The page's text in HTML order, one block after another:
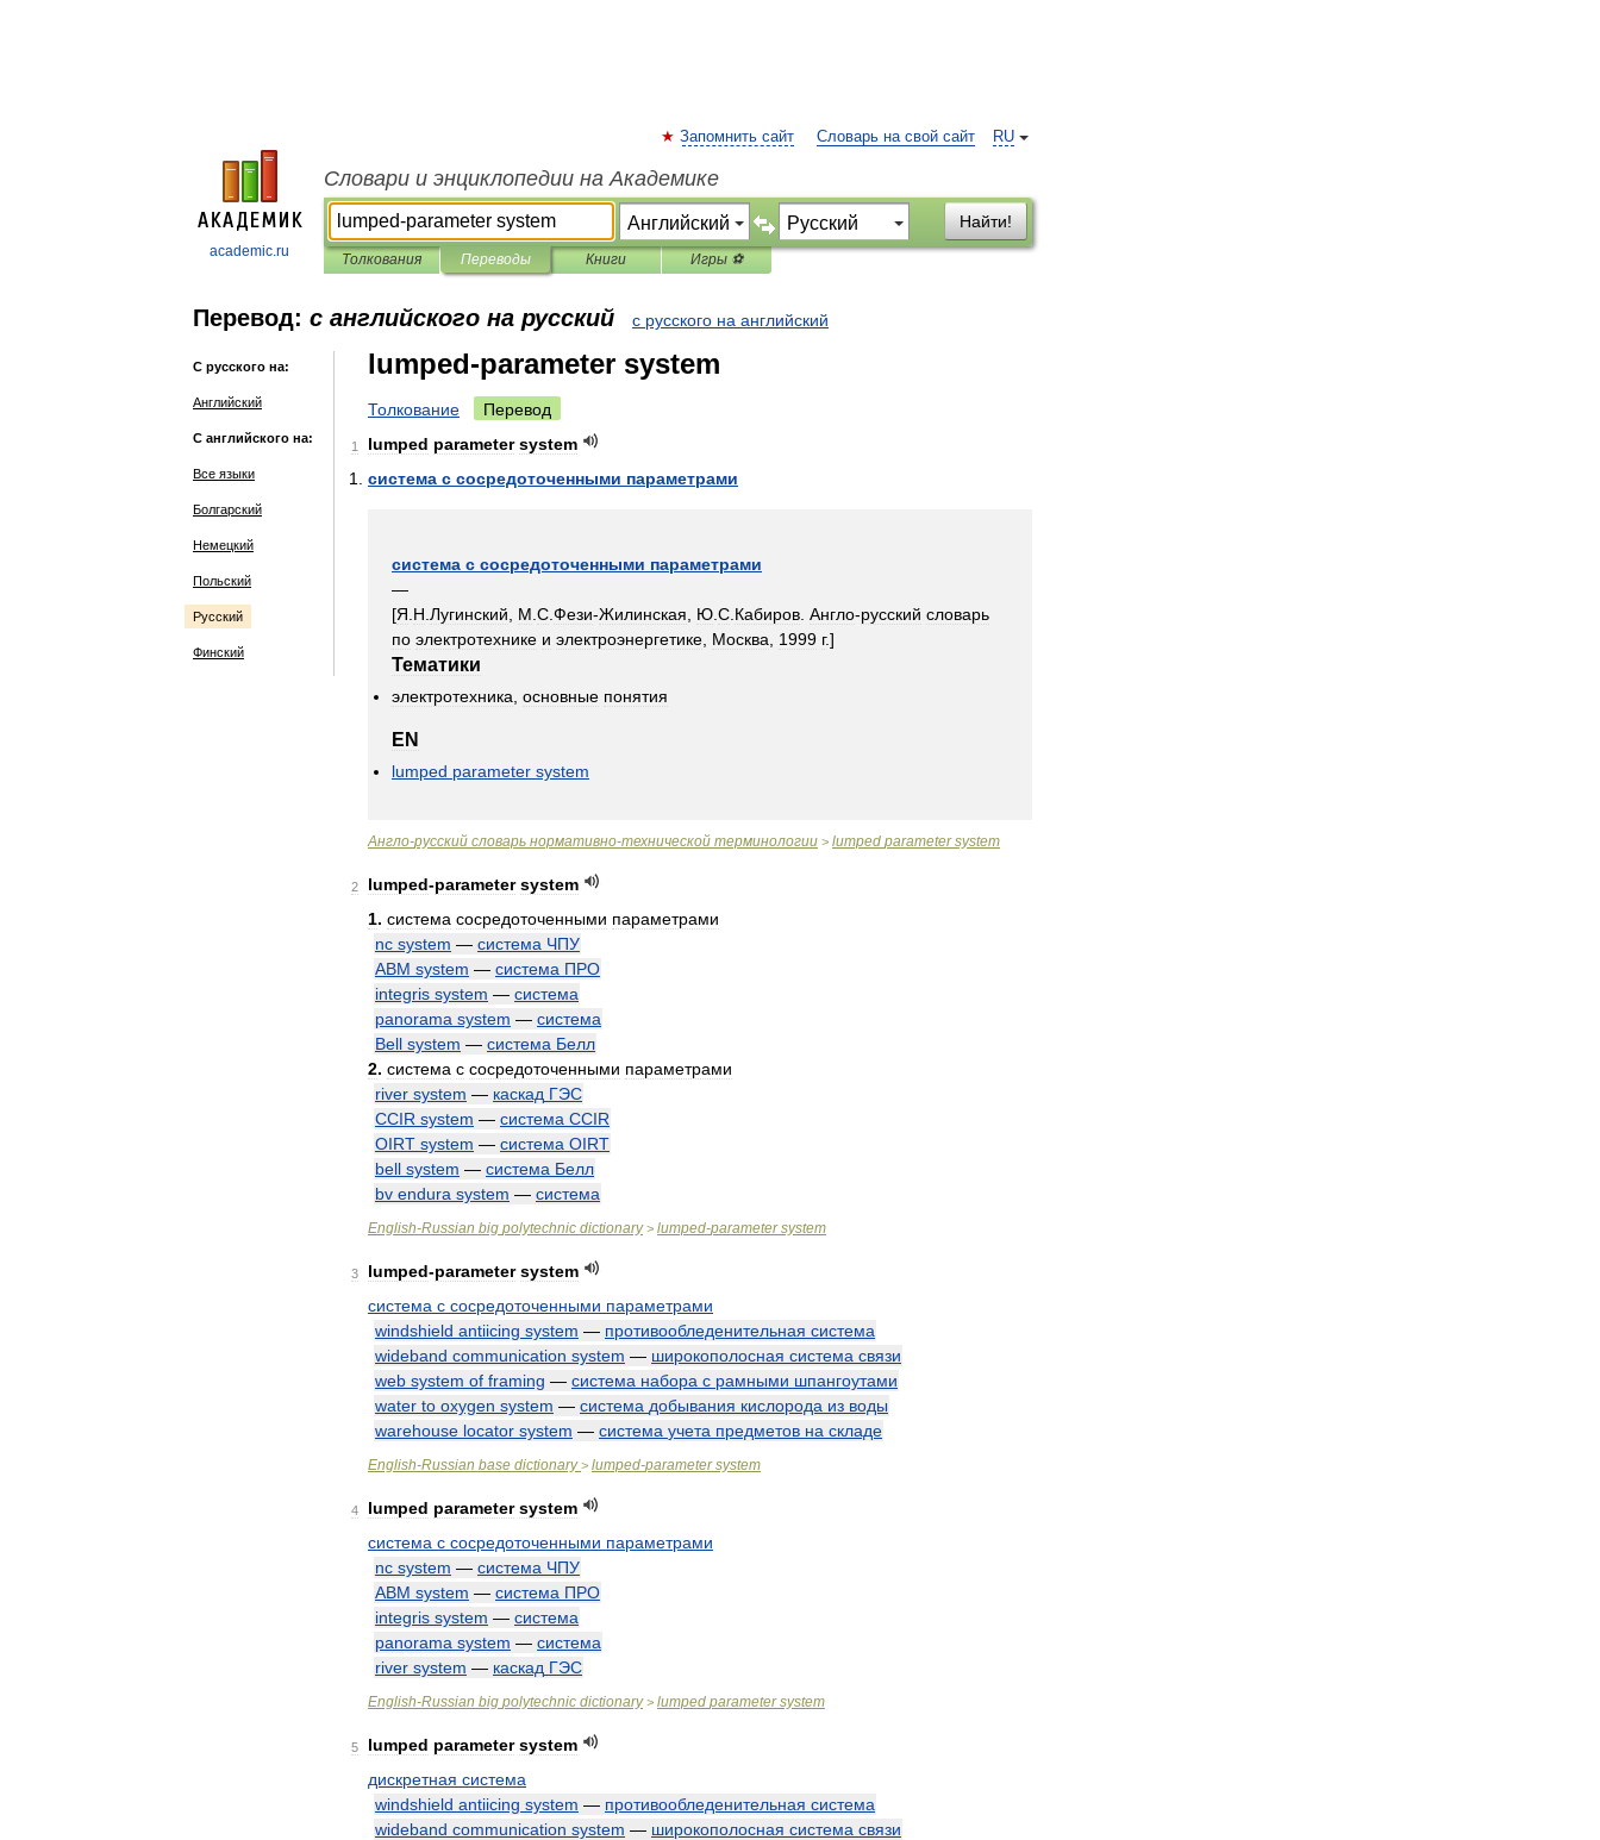
academic.ru
RU
Запомнить сайт Словарь на свой сайт
Словари и энциклопедии на Академике
Найти!
Толкования Переводы Книги Игры ⚽
Перевод: с английского на русский с русского на английский
С русского на:
Английский
С английского на:
Все языки
Болгарский
Немецкий
Польский
Русский
Финский
lumped-parameter system
Толкование Перевод
1 lumped parameter system
система с сосредоточенными параметрами
система с сосредоточенными параметрами
—
[Я Н Лугинский М С Фези-Жилинская Ю С Кабиров Англо-русский словарь
по электротехнике и электроэнергетике Москва 1999 г.]
Тематики
электротехника основные понятия
EN
lumped parameter system
Англо-русский словарь нормативно-технической терминологии > lumped parameter system
2 lumped-parameter system
1. система сосредоточенными параметрами
nc system — система ЧПУ
ABM system — система ПРО
integris system — система
panorama system — система
Bell system — система Белл
2. система с сосредоточенными параметрами
river system — каскад ГЭС
CCIR system — система CCIR
OIRT system — система OIRT
bell system — система Белл
bv endura system — система
English-Russian big polytechnic dictionary> lumped-parameter system
3 lumped-parameter system
система с сосредоточенными параметрами
windshield antiicing system — противообледенительная система
wideband communication system — широкополосная система связи
web system of framing — система набора с рамными шпангоутами
water to oxygen system — система добывания кислорода из воды
warehouse locator system — система учета предметов на складе
English-Russian base dictionary > lumped-parameter system
4 lumped parameter system
система с сосредоточенными параметрами
nc system — система ЧПУ
ABM system — система ПРО
integris system — система
panorama system — система
river system — каскад ГЭС
English-Russian big polytechnic dictionary> lumped parameter system
5 lumped parameter system
дискретная система
windshield antiicing system — противообледенительная система
wideband communication system — широкополосная система связи